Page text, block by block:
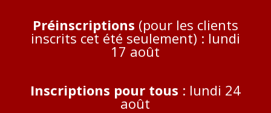
Préinscriptions (pour les clients
inscrits cet été seulement) : lundi
17 août
Inscriptions pour tous : lundi 24
août